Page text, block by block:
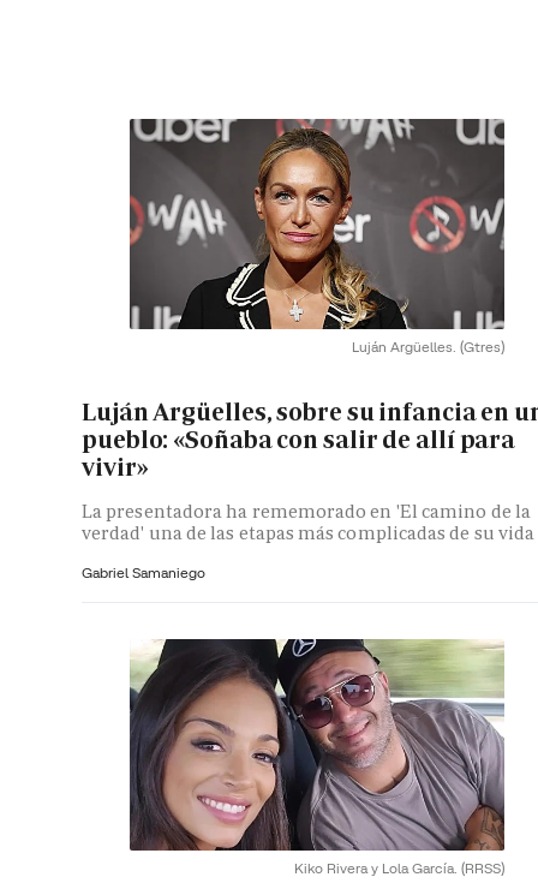
Luján Argüelles. (Gtres)
Luján Argüelles, sobre su infancia en
pueblo: «Soñaba con salir de allí para
vivir»
La presentadora ha rememorado en 'El camino de la
verdad' una de las etapas más complicadas de su vida
Gabriel Samaniego
Kiko Rivera y Lola García. (RRSS)